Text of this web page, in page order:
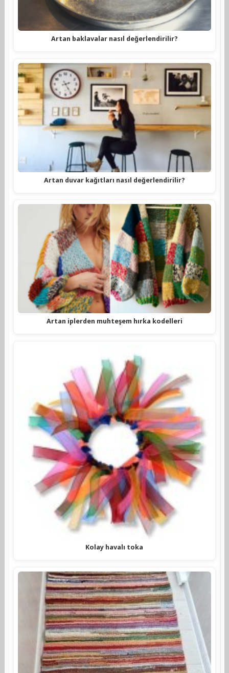
Artan baklavalar nasıl değerlendirilir?
Artan duvar kağıtları nasıl değerlendirilir?
Artan iplerden muhteşem hırka kodelleri
Kolay havalı toka